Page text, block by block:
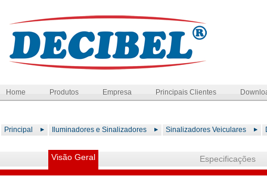
Home Produtos Empresa Principais Clientes
Principal Iluminadores e Sinalizadores Sinalizadores Veiculares
Visão Geral Especificações